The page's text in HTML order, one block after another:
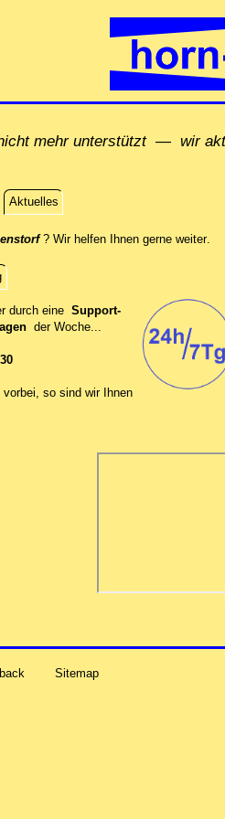
mehr unterstützt — wir
Aktuelles
? Wir helfen Ihnen gerne weiter.
durch eine Support-
der Woche...
so sind wir Ih‍nen
Sitemap